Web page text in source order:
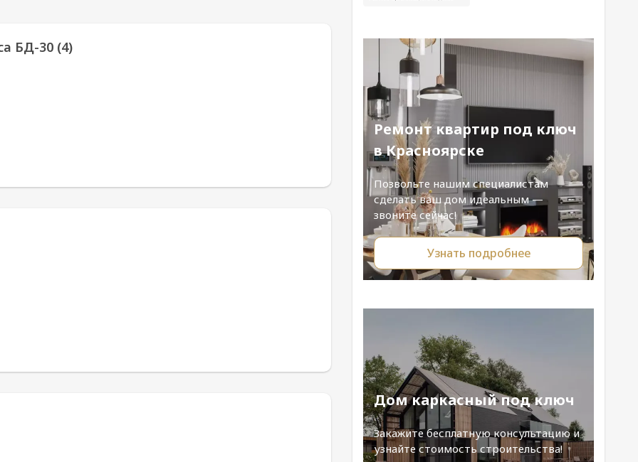
БД-30 (4)
Ремонт квартир под ключ
в Красноярске
Позвольте нашим специалистам
сделать ваш дом идеальным —
звоните сейчас!
Узнать подробнее
Дом каркасный под ключ
Закажите бесплатную консультацию и
узнайте стоимость строительства!